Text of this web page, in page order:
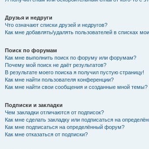
Друзья и недруги
Что означают списки друзей и недругов?
Как мне добавлять/удалять пользователей в списках
Поиск по форумам
Как мне выполнить поиск по форуму или форумам?
Почему мой поиск не даёт результатов?
В результате моего поиска я получил пустую страницу!
Как мне найти пользователя конференции?
Как мне найти свои сообщения и созданные мной темы?
Подписки и закладки
Чем закладки отличаются от подписок?
Как мне сделать закладку или подписаться на
Как мне подписаться на определённый форум?
Как мне отказаться от подписки?